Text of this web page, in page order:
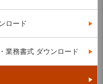
ロード
業務書式 ダウンロード